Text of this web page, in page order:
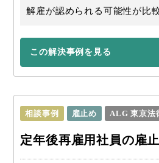
解雇が認められる可能性が比
この解決事例を見る
相談事例 雇止め ALG 東京法
定年後再雇用社員の雇